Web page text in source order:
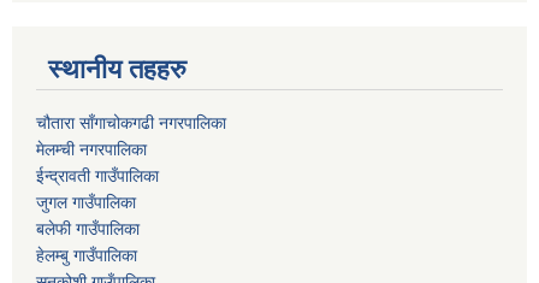
स्थानीय तहहरु
चौतारा साँगाचोकगढी नगरपालिका
मेलम्ची नगरपालिका
ईन्द्रावती गाउँपालिका
जुगल गाउँपालिका
बलेफी गाउँपालिका
हेलम्बु गाउँपालिका